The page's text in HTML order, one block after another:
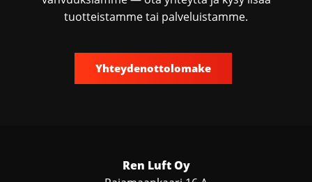
tuotteistamme tai palveluistamme.
Yhteydenottolomake
Ren Luft Oy